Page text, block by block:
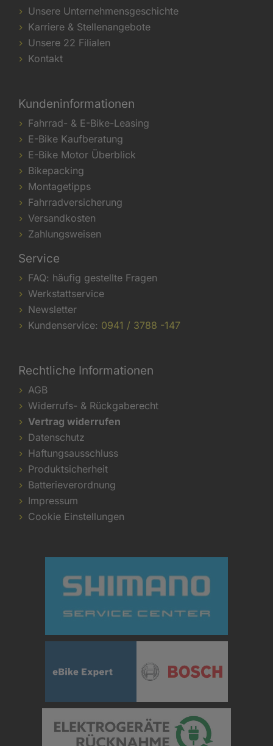
Unsere Unternehmensgeschichte
Karriere & Stellenangebote
Unsere 22 Filialen
Kontakt
Kundeninformationen
Fahrrad- & E-Bike-Leasing
E-Bike Kaufberatung
E-Bike Motor Überblick
Bikepacking
Montagetipps
Fahrradversicherung
Versandkosten
Zahlungsweisen
Service
FAQ: häufig gestellte Fragen
Werkstattservice
Newsletter
Kundenservice: 0941 / 3788 -147
Rechtliche Informationen
AGB
Widerrufs- & Rückgaberecht
Vertrag widerrufen
Datenschutz
Haftungsausschluss
Produktsicherheit
Batterieverordnung
Impressum
Cookie Einstellungen